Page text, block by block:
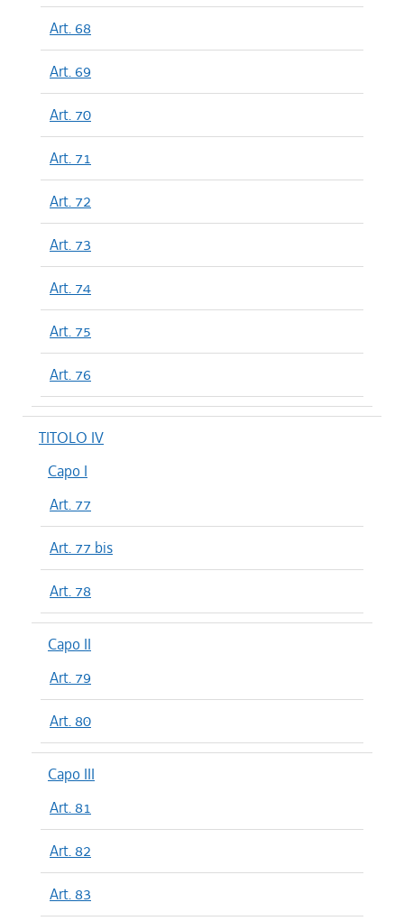
Art. 68
Art. 69
Art. 70
Art. 71
Art. 72
Art. 73
Art. 74
Art. 75
Art. 76
TITOLO IV
Capo I
Art. 77
Art. 77 bis
Art. 78
Capo II
Art. 79
Art. 80
Capo III
Art. 81
Art. 82
Art. 83